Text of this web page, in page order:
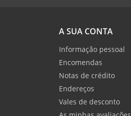
A SUA CONTA
Informação pessoal
Encomendas
Notas de crédito
Endereços
Vales de desconto